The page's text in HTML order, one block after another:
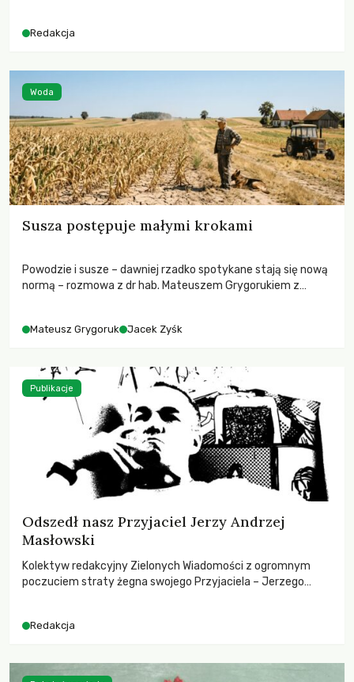
niezwykle korzystne rozwiązania dla przyrody i zwierząt,
funkcjonowania łowiectwa w Polsce.
Redakcja
Susza postępuje małymi krokami
Powodzie i susze – dawniej rzadko spotykane stają się nową
normą – rozmowa z dr hab. Mateuszem Grygorukiem z
Mateusz Grygoruk Jacek Zyśk
Woda
Odszedł nasz Przyjaciel Jerzy Andrzej
Masłowski
Kolektyw redakcyjny Zielonych Wiadomości z ogromnym
poczuciem straty żegna swojego Przyjaciela – Jerzego
Redakcja
Publikacje